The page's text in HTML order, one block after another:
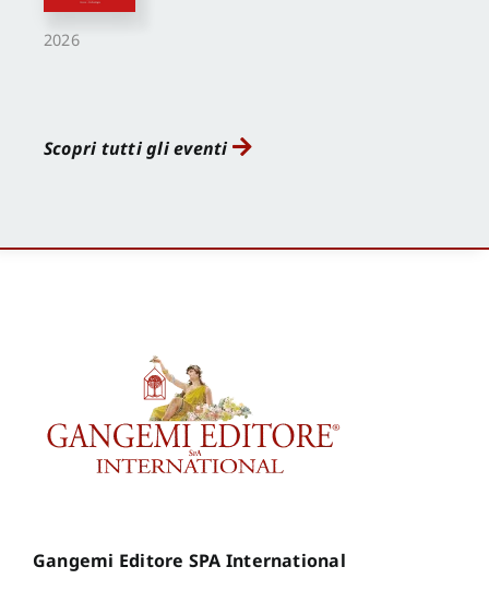
2026
Scopri tutti gli eventi
Gangemi Editore SPA International